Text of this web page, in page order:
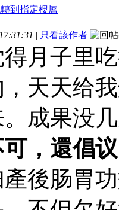
| 只看該作者
月子里
天天给
成果没
，還倡
後肠胃